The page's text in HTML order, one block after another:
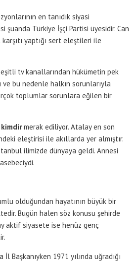
en tanıdık siyasi
şuanda Türkiye İşçi Partisi üyesidir. Can
yaptığı sert eleştileri ile
tv kanallarından hükümetin pek
bu nedenle halkın sorunlarıyla
toplumlar sorunlara eğilen bir
merak ediliyor. Atalay en son
eleştirisi ile akıllarda yer almıştır.
ilimizde dünyaya geldi. Annesi
olduğundan hayatının büyük bir
Bugün halen söz konusu şehirde
aktif siyasete ise henüz genç
Başkanıyken 1971 yılında uğradığı